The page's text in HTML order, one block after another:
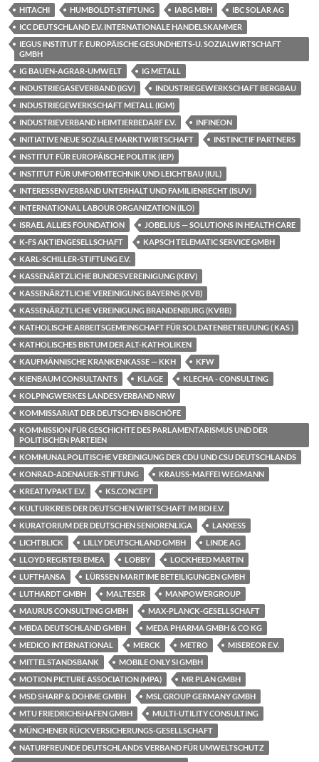
HITACHI
HUMBOLDT-STIFTUNG IABG MBH
IBC SOLAR AG
ICC DEUTSCHLAND E.V. INTERNATIONALE HANDELSKAMMER
IEGUS INSTITUT F. EUROPÄISCHE GESUNDHEITS-U. SOZIALWIRTSCHAFT
GMBH
IG BAUEN-AGRAR-UMWELT
IG METALL
INDUSTRIEGASEVERBAND (IGV)
INDUSTRIEGEWERKSCHAFT BERGBAU
INDUSTRIEGEWERKSCHAFT METALL (IGM)
INDUSTRIEVERBAND HEIMTIERBEDARF E.V.
INFINEON
INITIATIVE NEUE SOZIALE MARKTWIRTSCHAFT
INSTINCTIF PARTNERS
INSTITUT FÜR EUROPÄISCHE POLITIK (IEP)
INSTITUT FÜR UMFORMTECHNIK UND LEICHTBAU (IUL)
INTERESSENVERBAND UNTERHALT UND FAMILIENRECHT (ISUV)
INTERNATIONAL LABOUR ORGANIZATION (ILO)
ISRAEL ALLIES FOUNDATION
JOBELIUS — SOLUTIONS IN HEALTH CARE
K-FS AKTIENGESELLSCHAFT
KAPSCH TELEMATIC SERVICE GMBH
KARL-SCHILLER-STIFTUNG E.V.
KASSENÄRTZLICHE BUNDESVEREINIGUNG (KBV)
KASSENÄRZTLICHE VEREINIGUNG BAYERNS (KVB)
KASSENÄRZTLICHE VEREINIGUNG BRANDENBURG (KVBB)
KATHOLISCHE ARBEITSGEMEINSCHAFT FÜR SOLDATENBETREUUNG ( KAS )
KATHOLISCHES BISTUM DER ALT-KATHOLIKEN
KAUFMÄNNISCHE KRANKENKASSE — KKH
KFW
KIENBAUM CONSULTANTS
KLAGE
KLECHA - CONSULTING
KOLPINGWERKES LANDESVERBAND NRW
KOMMISSARIAT DER DEUTSCHEN BISCHÖFE
KOMMISSION FÜR GESCHICHTE DES PARLAMENTARISMUS UND DER
POLITISCHEN PARTEIEN
KOMMUNALPOLITISCHE VEREINIGUNG DER CDU UND CSU DEUTSCHLANDS
KONRAD-ADENAUER-STIFTUNG
KRAUSS-MAFFEI WEGMANN
KREATIVPAKT E.V.
KS.CONCEPT
KULTURKREIS DER DEUTSCHEN WIRTSCHAFT IM BDI E.V.
KURATORIUM DER DEUTSCHEN SENIORENLIGA
LANXESS
LICHTBLICK
LILLY DEUTSCHLAND GMBH
LINDE AG
LLOYD REGISTER EMEA
LOBBY
LOCKHEED MARTIN
LUFTHANSA
LÜRSSEN MARITIME BETEILIGUNGEN GMBH
LUTHARDT GMBH
MALTESER
MANPOWERGROUP
MAURUS CONSULTING GMBH
MAX-PLANCK-GESELLSCHAFT
MBDA DEUTSCHLAND GMBH
MEDA PHARMA GMBH & CO KG
MEDICO INTERNATIONAL
MERCK METRO
MISEREOR E.V.
MITTELSTANDSBANK
MOBILE ONLY SI GMBH
MOTION PICTURE ASSOCIATION (MPA)
MR PLAN GMBH
MSD SHARP & DOHME GMBH
MSL GROUP GERMANY GMBH
MTU FRIEDRICHSHAFEN GMBH
MULTI-UTILITY CONSULTING
MÜNCHENER RÜCKVERSICHERUNGS-GESELLSCHAFT
NATURFREUNDE DEUTSCHLANDS VERBAND FÜR UMWELTSCHUTZ